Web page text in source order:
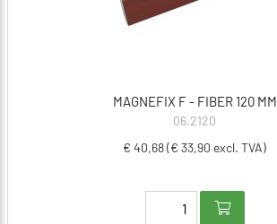
MAGNEFIX F - FIBER 120 MM
06.2120
€ 40,68 (€ 33,90 excl. TVA)